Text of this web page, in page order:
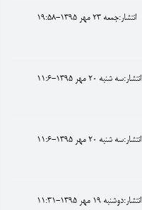
انتشار:جمعه 23 مهر 1395-19:58
انتشار:سه شنبه 20 مهر 1395-11:6
انتشار:سه شنبه 20 مهر 1395-11:6
انتشار:دوشنبه 19 مهر 1395-11:31